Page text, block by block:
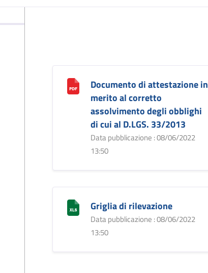
Documento di attestazione in
merito al corretto
assolvimento degli obblighi
di cui al D.LGS. 33/2013
Data pubblicazione : 08/06/2022
13:50
Griglia di rilevazione
Data pubblicazione : 08/06/2022
13:50